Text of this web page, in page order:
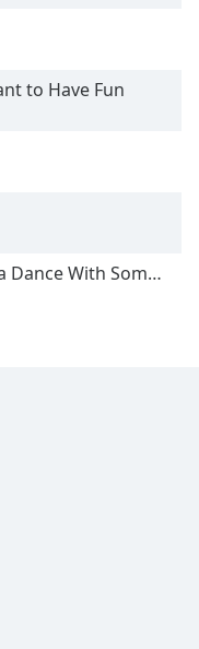
to Have Fun
With Somebody